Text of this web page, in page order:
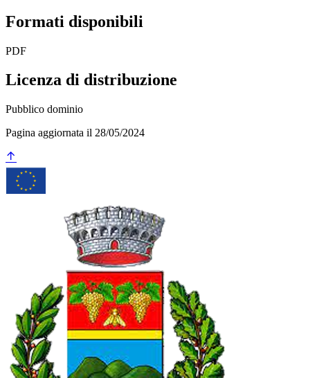
Formati disponibili
PDF
Licenza di distribuzione
Pubblico dominio
Pagina aggiornata il 28/05/2024